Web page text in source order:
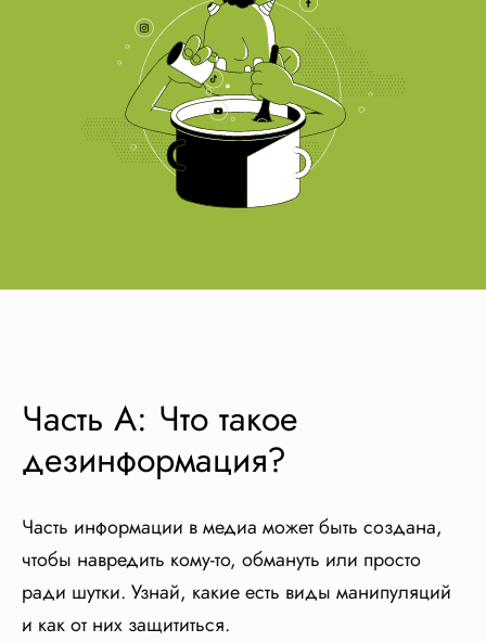
Часть A: Что такое
дезинформация?
Часть информации в медиа может быть создана,
чтобы навредить кому-то, обмануть или просто
ради шутки. Узнай, какие есть виды манипуляций
и как от них защититься.